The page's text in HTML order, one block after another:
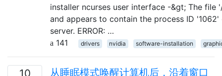
installer ncurses user interface -&gt; The file
and appears to contain the process ID '1062'
server. ERROR: …
141
drivers nvidia software-installation
10
从睡眠模式唤醒计算机后，沿着窗口